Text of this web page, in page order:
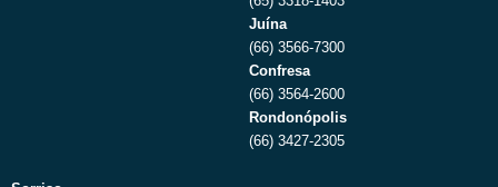
Juína
(66) 3566-7300
Confresa
(66) 3564-2600
Rondonópolis
(66) 3427-2305